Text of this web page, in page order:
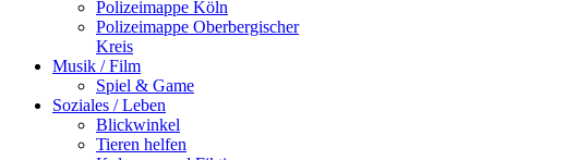
Polizeimappe Köln
Polizeimappe Oberbergischer
Kreis
Musik / Film
Spiel & Game
Soziales / Leben
Blickwinkel
Tieren helfen